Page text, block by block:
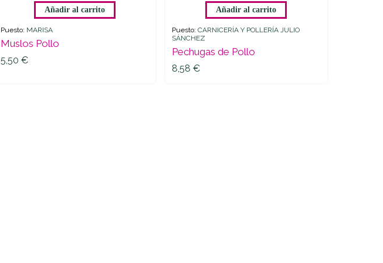
quantity
Añadir al carrito
5,50€
Puesto: MARISA
Muslos Pollo
5,50 €
Pollo
quantity
Añadir al carrito
8,58€
Puesto: CARNICERÍA Y POLLERÍA JULIO
SÁNCHEZ
Pechugas de Pollo
8,58 €